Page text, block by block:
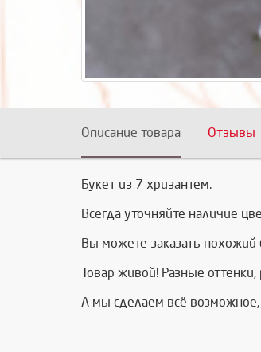
Описание товара Отзывы
Букет из 7 хризантем.
Всегда уточняйте наличие
Вы можете заказать
Товар живой! Разные
А мы сделаем всё